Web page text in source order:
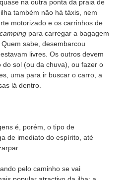
na outra ponta da praia de
também não há táxis, nem
motorizado e os carrinhos de
campingpara carregar a bagagem
sabe, desembarcou
livres. Os outros devem
sol (ou da chuva), ou fazer o
uma para ir buscar o carro, a
lá dentro.
é, porém, o tipo de
de imediato do espírito, até
pelo caminho se vai